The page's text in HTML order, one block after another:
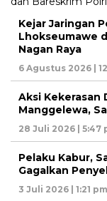
Kejar Jaringan
Lhokseumawe
Nagan Raya
6 Agustus 2026 |
Aksi Kekerasan
Manggelewa,
28 Juli 2026 | 5:47
Pelaku Kabur,
Gagalkan
3 Juli 2026 | 1:21